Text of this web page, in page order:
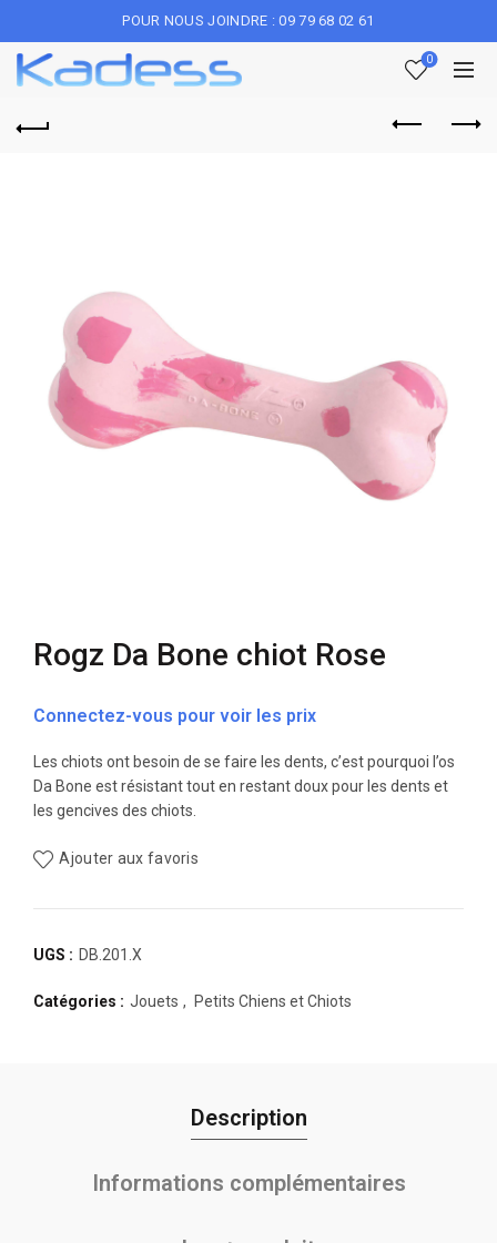
POUR NOUS JOINDRE : 09 79 68 02 61
0
Rogz Da Bone chiot Rose
Connectez-vous pour voir les prix
Les chiots ont besoin de se faire les dents, c’est pourquoi l’os
Da Bone est résistant tout en restant doux pour les dents et
les gencives des chiots.
Ajouter aux favoris
UGS : DB.201.X
Catégories : Jouets , Petits Chiens et Chiots
Description
Informations complémentaires